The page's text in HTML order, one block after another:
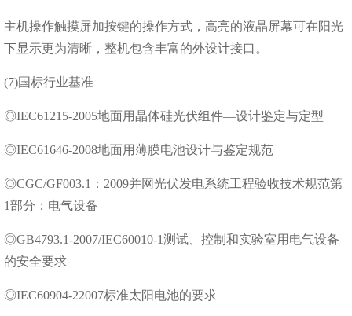
主机操作触摸屏加按键的操作⽅式，⾼亮的液晶屏幕可在阳光
下显⽰更为清晰，整机包含丰富的外设计接口。
(7)国标行业基准
◎IEC61215-2005地⾯⽤晶体硅光伏组件—设计鉴定与定型
◎IEC61646-2008地⾯⽤薄膜电池设计与鉴定规范
◎CGC/GF003.1：2009并⽹光伏发电系统⼯程验收技术规范第
1部分：电⽓设备
◎GB4793.1-2007/IEC60010-1测试、控制和实验室⽤电⽓设备
的安全要求
◎IEC60904-22007标准太阳电池的要求